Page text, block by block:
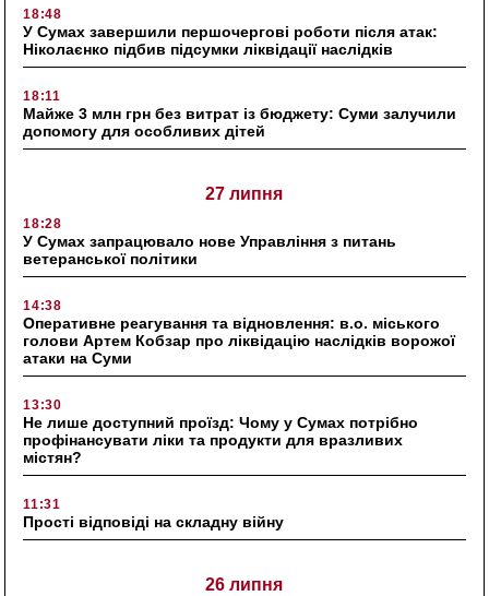
18:48
У Сумах завершили першочергові роботи після атак:
Ніколаєнко підбив підсумки ліквідації наслідків
18:11
Майже 3 млн грн без витрат із бюджету: Суми залучили
допомогу для особливих дітей
27 липня
18:28
У Сумах запрацювало нове Управління з питань
ветеранської політики
14:38
Оперативне реагування та відновлення: в.о. міського
голови Артем Кобзар про ліквідацію наслідків ворожої
атаки на Суми
13:30
Не лише доступний проїзд: Чому у Сумах потрібно
профінансувати ліки та продукти для вразливих
містян?
11:31
Прості відповіді на складну війну
26 липня